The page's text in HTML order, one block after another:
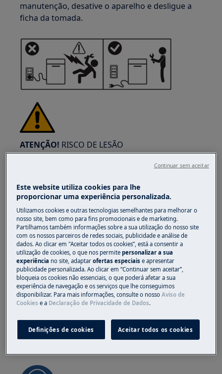
manutenção, desative o aparelho e desligue a
ficha da tomada.
ATENÇÃO! RISCO DE LESÃO
Tenha sempre cuidado ao mover
eletrodomésticos. Para os aparelhos pesados é
mais seguro que sejam duas pessoas a movê-
los. Utilize sempre luvas de proteção e calçado
de segurança. Use luvas de proteção em todos
os momentos para se proteger de cortes
provenientes de arestas afiadas.
Este website utiliza cookies para lhe
proporcionar uma experiência personalizada.
Utilizamos cookies e outras tecnologias semelhantes para melhorar o
nosso site, bem como para fins promocionais e de marketing.
Partilhamos também informações sobre a sua utilização do nosso site
com os nossos parceiros de redes sociais, publicidade e análise de
dados. Ao clicar em "Aceitar todos os cookies”, está a consentir a
utilização de cookies, o que nos permitepersonalizar a sua
experiência no site, adaptarofertas especiaise apresentar
publicidade personalizada. Ao clicar em “Continuar sem aceitar”,
bloqueia os cookies não essenciais, o que poderá afetar a sua
experiência de navegação e os serviços que lhe conseguimos
disponibilizar. Para mais informações, consulte o nossoAviso de
Cookies e a Declaração de Privacidade de Dados.
Definições de cookies Aceitar todos os cookies
Continuar sem aceitar